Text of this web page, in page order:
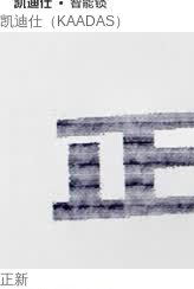
凯迪仕（KAADAS）
正新